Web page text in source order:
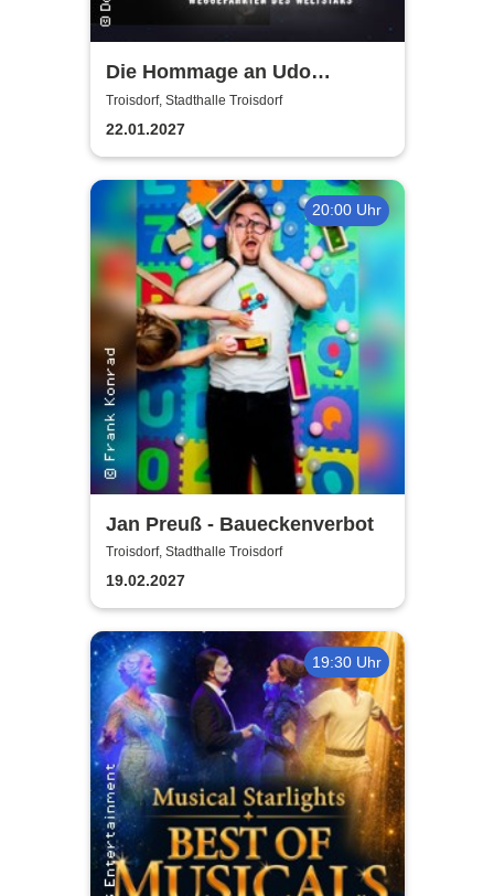
Die Hommage an Udo
Jürgens - Das Konzert mit
Alex Parker
Troisdorf, Stadthalle Troisdorf
22.01.2027
20:00 Uhr
Jan Preuß - Baueckenverbot
Troisdorf, Stadthalle Troisdorf
19.02.2027
19:30 Uhr